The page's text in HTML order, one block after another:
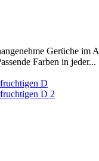
Gerüche im
Farben in jeder...